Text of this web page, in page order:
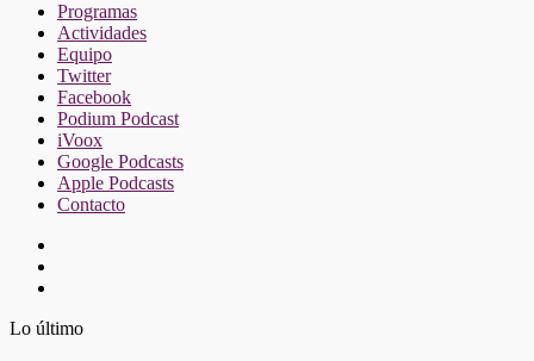
Programas
Actividades
Equipo
Twitter
Facebook
Podium Podcast
iVoox
Google Podcasts
Apple Podcasts
Contacto
Lo último